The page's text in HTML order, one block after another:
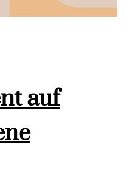
auf